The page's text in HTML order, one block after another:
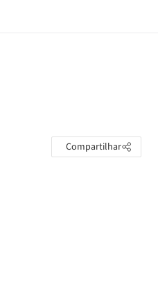
Compartilhar